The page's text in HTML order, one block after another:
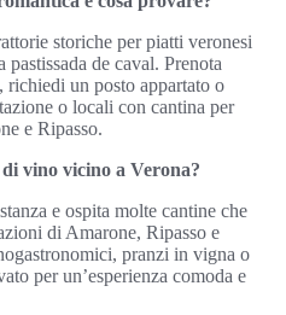
storiche per piatti veronesi
de caval. Prenota
un posto appartato o
o locali con cantina per
e Ripasso.
vino vicino a Verona?
e ospita molte cantine che
di Amarone, Ripasso e
pranzi in vigna o
per un’esperienza comoda e